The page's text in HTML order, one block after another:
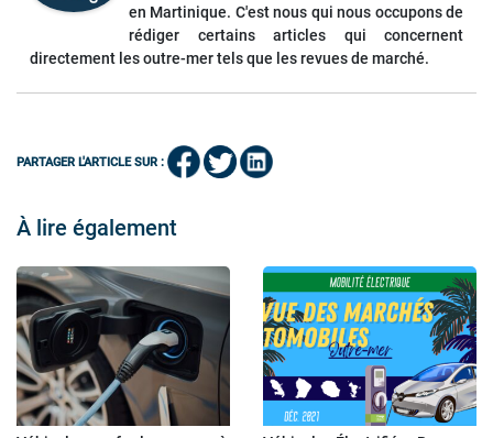
en Martinique. C'est nous qui nous occupons de
rédiger certains articles qui concernent
directement les outre-mer tels que les revues de marché.
PARTAGER L'ARTICLE SUR :
À lire également